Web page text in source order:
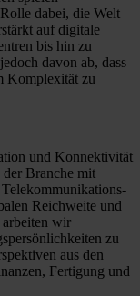
dabei, die Welt
auf digitale
bis hin zu
davon ab, dass
Komplexität zu
und Konnektivität
der Branche mit
Reichweite und
arbeiten wir
zu
aus den
Fertigung und